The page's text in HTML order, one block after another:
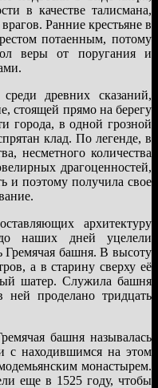
в качестве талисмана,
Ранние крестьяне в
потаенным, потому
веры от поругания и
древних сказаний,
стоящей прямо на берегу
города, в одной грозной
клад. По легенде, в
несметного количества
драгоценностей,
и поэтому получила свое
архитектуру
наших дней уцелели
Гремячая башня. В высоту
а в старину сверху её
шатер. Служила башня
проделано тридцать
башня называлась
с находившимся на этом
монастырем.
еще в 1525 году, чтобы